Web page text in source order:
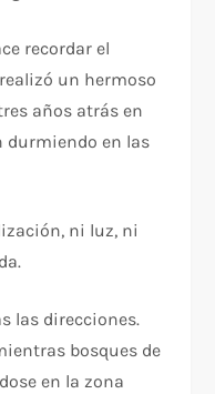
recordar el
un hermoso
años atrás en
durmiendo en las
ni luz, ni
las direcciones.
bosques de
en la zona